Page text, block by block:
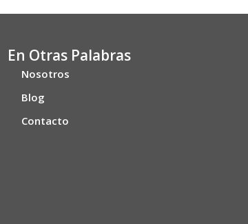
En Otras Palabras
Nosotros
Blog
Contacto